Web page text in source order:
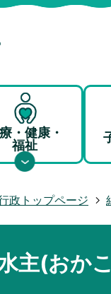
・健康・
福祉
政トップページ
主(おか